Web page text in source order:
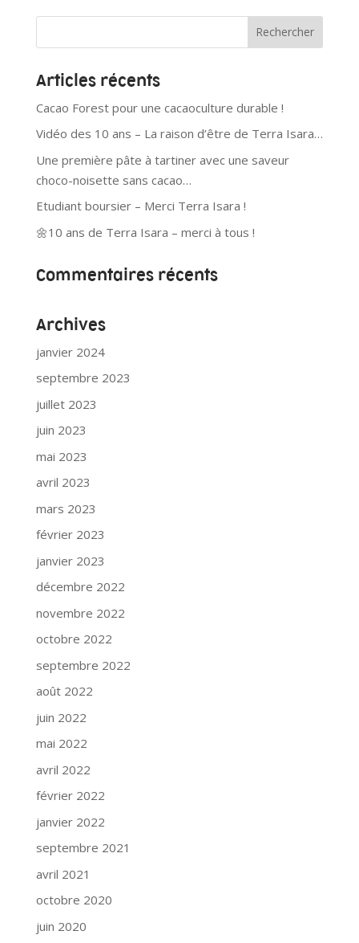
Articles récents
Cacao Forest pour une cacaoculture durable !
Vidéo des 10 ans – La raison d’être de Terra Isara…
Une première pâte à tartiner avec une saveur
choco-noisette sans cacao…
Etudiant boursier – Merci Terra Isara !
🌼10 ans de Terra Isara – merci à tous !
Commentaires récents
Archives
janvier 2024
septembre 2023
juillet 2023
juin 2023
mai 2023
avril 2023
mars 2023
février 2023
janvier 2023
décembre 2022
novembre 2022
octobre 2022
septembre 2022
août 2022
juin 2022
mai 2022
avril 2022
février 2022
janvier 2022
septembre 2021
avril 2021
octobre 2020
juin 2020